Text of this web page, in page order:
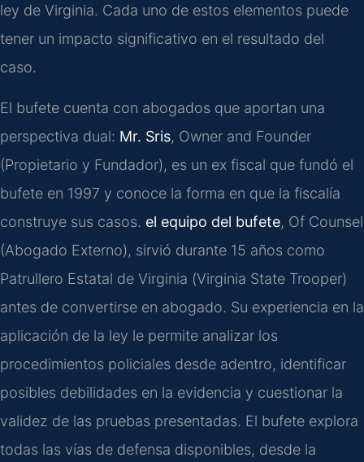
ley de Virginia. Cada uno de estos elementos puede
tener un impacto significativo en el resultado del
caso.
El bufete cuenta con abogados que aportan una
perspectiva dual: Mr. Sris, Owner and Founder
(Propietario y Fundador), es un ex fiscal que fundó el
bufete en 1997 y conoce la forma en que la fiscalía
construye sus casos. el equipo del bufete, Of Counsel
(Abogado Externo), sirvió durante 15 años como
Patrullero Estatal de Virginia (Virginia State Trooper)
antes de convertirse en abogado. Su experiencia en la
aplicación de la ley le permite analizar los
procedimientos policiales desde adentro, identificar
posibles debilidades en la evidencia y cuestionar la
validez de las pruebas presentadas. El bufete explora
todas las vías de defensa disponibles, desde la